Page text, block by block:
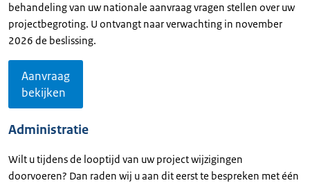
behandeling van uw nationale aanvraag vragen stellen over uw
projectbegroting. U ontvangt naar verwachting in november
2026 de beslissing.
Aanvraag
bekijken
Administratie
Wilt u tijdens de looptijd van uw project wijzigingen
doorvoeren? Dan raden wij u aan dit eerst te bespreken met één